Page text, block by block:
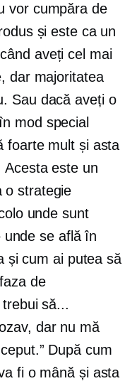
vor cumpăra de
și este ca un
aveți cel mai
dar majoritatea
Sau dacă aveți o
mod special
foarte mult și asta
Acesta este un
o strategie
unde sunt
unde se află în
și cum ai putea să
de
să...
dar nu mă
După cum
fi o mână și asta